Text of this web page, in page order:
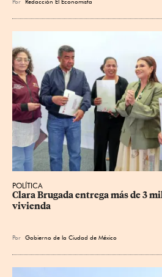
POLÍTICA
Clara Brugada entrega más de 3
vivienda
Por Gobierno de la Ciudad de México